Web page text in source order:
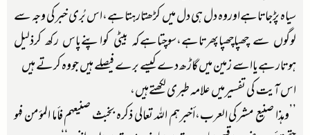
سیاہ پڑجاتاہےاوروہ دل ہی دل میں کڑھتارہتاہے،اس بُری خبرکی وجہ سے
لوگوں سے چھپاچھپاپھرتاہے،سوچتاہےکہ بیٹی کواپنےپاس رکھ کرذلیل
ہوتارہےیااسے زمین میں گاڑھ دے کیسے برے فیصلے ہیں جووہ کرتے ہیں
اس آیت کی تفسیرمیں علامہ طبری لکھتےہیں،
’’وهذا صنيع مشركي العرب،أخبرهم الله تعالى ذكره بخبث صنيعهم فأما المؤمن فهو